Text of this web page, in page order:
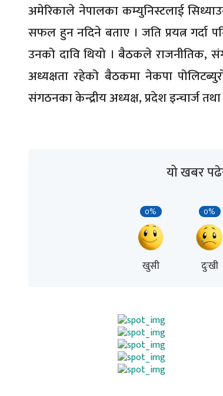
अमेरिकाले नेपालका कम्युनिस्टलाई
सफल हुन नदिने बताए । जति प्रयत्न गर्दा
उनको दावि थियो । बैठकले राजनीतिक,
अध्यक्षता रहेको बैठकमा नेकपा
संगठनका केन्द्रीय अध्यक्ष, प्रदेश इन्चार्ज
यो खबर
0%
खुसी
0%
दुःखी